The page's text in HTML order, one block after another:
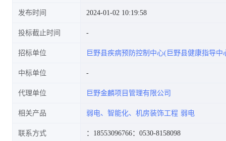
发布时间 2024-01-02 10:19:58
投标截止时间
招标单位 巨野县疾病预防控制中心(巨野县健康指导中
中标单位
代理单位 巨野金麟项目管理有限公司
相关产品 弱电、智能化、机房装饰工程 弱电
联系方式 ：18553096766：0530-8158098